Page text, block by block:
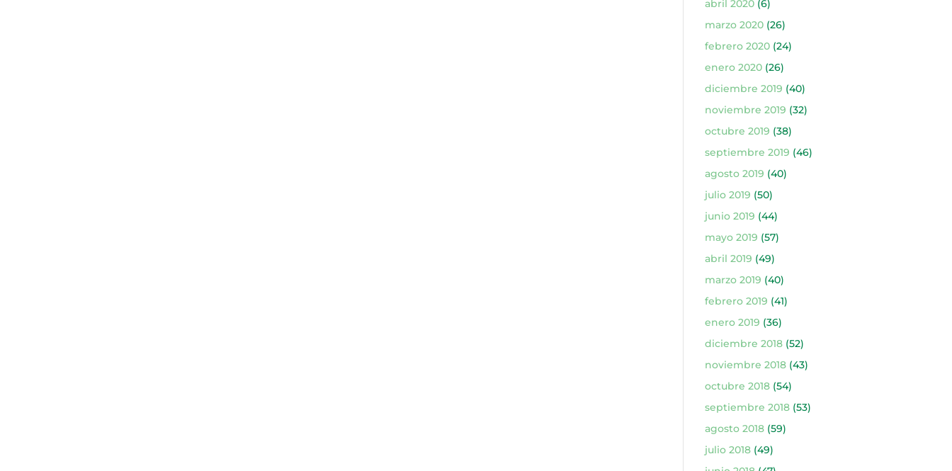
abril 2020(6)
marzo 2020(26)
febrero 2020(24)
enero 2020(26)
diciembre 2019 (40)
noviembre 2019 (32)
octubre 2019 (38)
septiembre 2019 (46)
agosto 2019 (40)
julio 2019 (50)
junio 2019 (44)
mayo 2019 (57)
abril 2019 (49)
marzo 2019 (40)
febrero 2019 (41)
enero 2019 (36)
diciembre 2018(52)
noviembre 2018(43)
octubre 2018(54)
septiembre 2018(53)
agosto 2018(59)
julio 2018(49)